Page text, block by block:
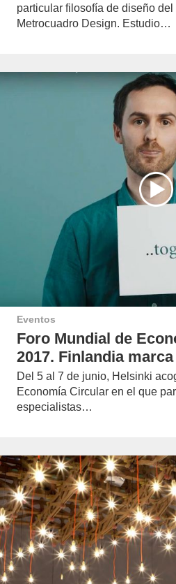
particular filosofía de diseño
Metrocuadro Design. Estudio…
Eventos
Foro Mundial de
2017. Finlandia
Del 5 al 7 de junio, Helsinki
Economía Circular en el que
especialistas…